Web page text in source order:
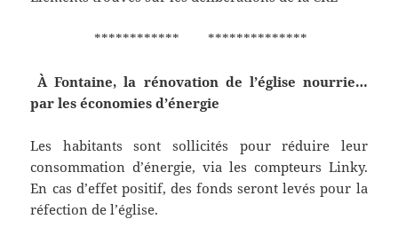
************ **************
À Fontaine, la rénovation de l’église nourrie…
par les économies d’énergie
Les habitants sont sollicités pour réduire leur
consommation d’énergie, via les compteurs Linky.
En cas d’effet positif, des fonds seront levés pour la
réfection de l’église.